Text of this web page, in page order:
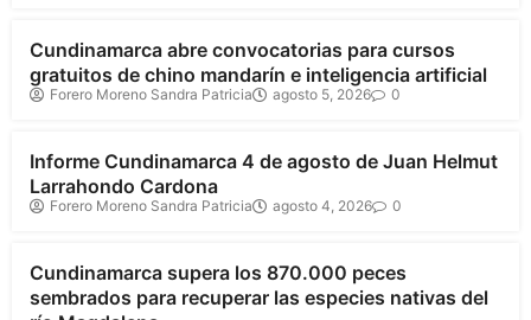
Cundinamarca abre convocatorias para cursos
gratuitos de chino mandarín e inteligencia artificial
Forero Moreno Sandra Patricia agosto 5, 2026 0
Cundinamarca
Informe Cundinamarca 4 de agosto de Juan Helmut
Larrahondo Cardona
Forero Moreno Sandra Patricia agosto 4, 2026 0
Cundinamarca
Cundinamarca supera los 870.000 peces
sembrados para recuperar las especies nativas del